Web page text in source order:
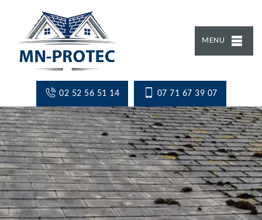
MENU
02 52 56 51 14 07 71 67 39 07